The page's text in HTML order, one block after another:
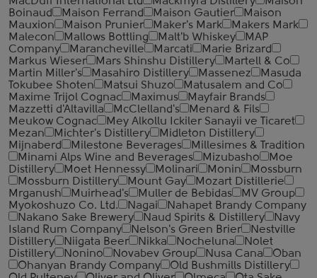
Boinaud
Maison Ferrand Maison Gautier
Maison
Mauxion
Maison Prunier Maker's Mark
Makers Mark
Malecon
Mallows Bottling Malt'b Whiskey
MAP
Company
Marancheville Marcati
Marie Brizard
Markus Wieser
Mars Shinshu Distillery
Martell & Co
Martin Miller's
Masahiro Distillery Massenez
Masuda
Tokubee Shoten
Matsui Shuzo
Matusalem and Co
Maxime Trijol Cognac
Maximus
Mayfair Brands
Mazzetti d'Altavilla
McClelland's
Menard & Fils
Meukow Cognac
Mey Alkollu Ickiler Sanayii ve Ticaret
Mezan
Michter's Distillery
Midleton Distillery
Mijnaberd
Milestone Beverages
Millesimes & Tradition
Minami Alps Wine and Beverages
Mizubasho
Moe
Distillery
Moet Hennessy Molinari Monin
Mossburn
Mossburn Distillery
Mount Gay
Mozart Distillerie
Mrganush
Muirhead's Muller de Bebidas
MV Group
Myokoshuzo Co. Ltd.
Nagai
Nahapet Brandy Company
Nakano Sake Brewery
Naud Spirits & Distillery
Navy
Island Rum Company
Nelson's Green Brier
Nestville
Distillery
Niigata Beer Nikka Nocheluna
Nolet
Distillery
Nonino Novabev Group Nusa Cana
Oban
Ohanyan Brandy Company
Old Bushmills Distillery